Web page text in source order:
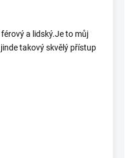
a lidský.Je to můj
takový skvělý přístup